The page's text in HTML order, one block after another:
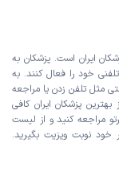
ایران است. پزشکان به
خود را فعال کنند. به
مثل تلفن زدن یا مراجعه
پزشکان ایران کافی
مراجعه کنید و از لیست
خود نوبت ویزیت بگیرید.